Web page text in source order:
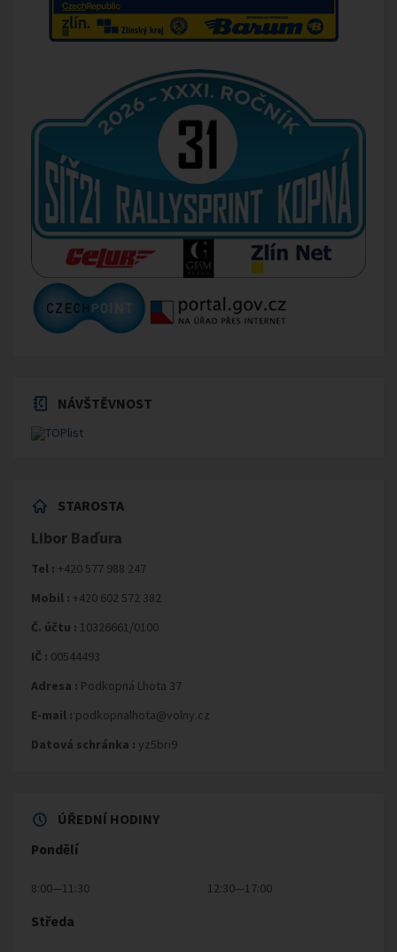
NÁVŠTĚVNOST
STAROSTA
Libor Baďura
Tel : +420 577 988 247
Mobil : +420 602 572 382
Č. účtu : 10326661/0100
IČ : 00544493
Adresa : Podkopná Lhota 37
E-mail : podkopnalhota@volny.cz
Datová schránka : yz5bri9
ÚŘEDNÍ HODINY
Pondělí
8:00—11:30 12:30—17:00
Středa